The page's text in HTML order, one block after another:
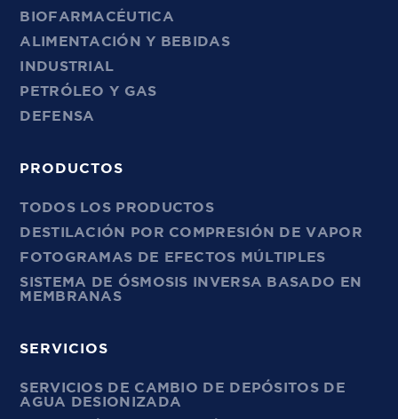
BIOFARMACÉUTICA
ALIMENTACIÓN Y BEBIDAS
INDUSTRIAL
PETRÓLEO Y GAS
DEFENSA
PRODUCTOS
TODOS LOS PRODUCTOS
DESTILACIÓN POR COMPRESIÓN DE VAPOR
FOTOGRAMAS DE EFECTOS MÚLTIPLES
SISTEMA DE ÓSMOSIS INVERSA BASADO EN
MEMBRANAS
SERVICIOS
SERVICIOS DE CAMBIO DE DEPÓSITOS DE
AGUA DESIONIZADA